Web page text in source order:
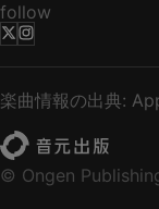
follow
楽曲情報の出典:
© Ongen